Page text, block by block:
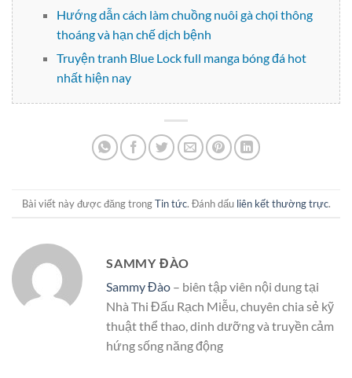
Hướng dẫn cách làm chuồng nuôi gà chọi thông
thoáng và hạn chế dịch bệnh
Truyện tranh Blue Lock full manga bóng đá hot
nhất hiện nay
Bài viết này được đăng trongTin tức. Đánh dấu liên kết thường trực.
SAMMY ĐÀO
Sammy Đào – biên tập viên nội dung tại
Nhà Thi Đấu Rạch Miễu, chuyên chia sẻ kỹ
thuật thể thao, dinh dưỡng và truyền cảm
hứng sống năng động